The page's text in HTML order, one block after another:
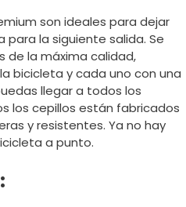
son ideales para dejar
la siguiente salida. Se
de la máxima calidad,
bicicleta y cada uno con una
llegar a todos los
los cepillos están fabricados
y resistentes. Ya no hay
a punto.